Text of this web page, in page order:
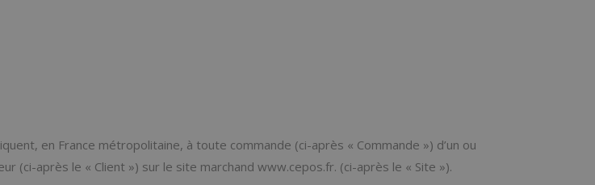
en France métropolitaine, à toute commande (ci-après « Commande ») d’un ou
(ci-après le « Client ») sur le site marchand www.cepos.fr. (ci-après le « Site »).